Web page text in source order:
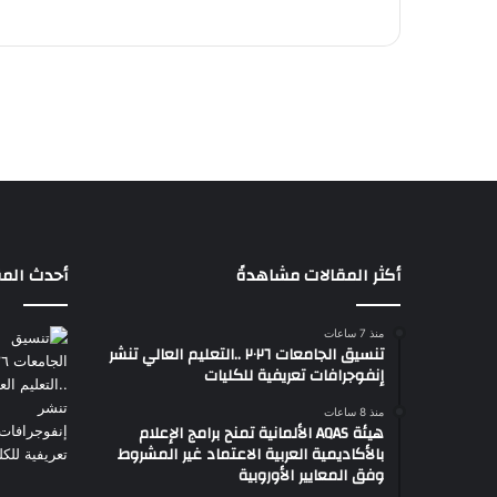
أكثر المقالات مشاهدةً
منذ 7 ساعات
تنسيق الجامعات ٢٠٢٦ ..التعليم العالي تنشر
إنفوجرافات تعريفية للكليات
منذ 8 ساعات
هيئة AQAS الألمانية تمنح برامج الإعلام
بالأكاديمية العربية الاعتماد غير المشروط
وفق المعايير الأوروبية
أحدث